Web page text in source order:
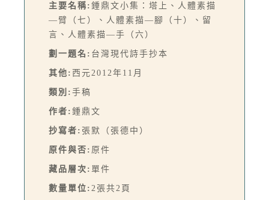
主要名稱: 鍾鼎文小集：塔上、人體素描
—臂（七）、人體素描—腳（十）、留
言、人體素描—手（六）
劃一題名: 台灣現代詩手抄本
其他: 西元2012年11月
類別: 手稿
作者: 鍾鼎文
抄寫者: 張默（張德中）
原件與否: 原件
藏品層次: 單件
數量單位: 2張共2頁